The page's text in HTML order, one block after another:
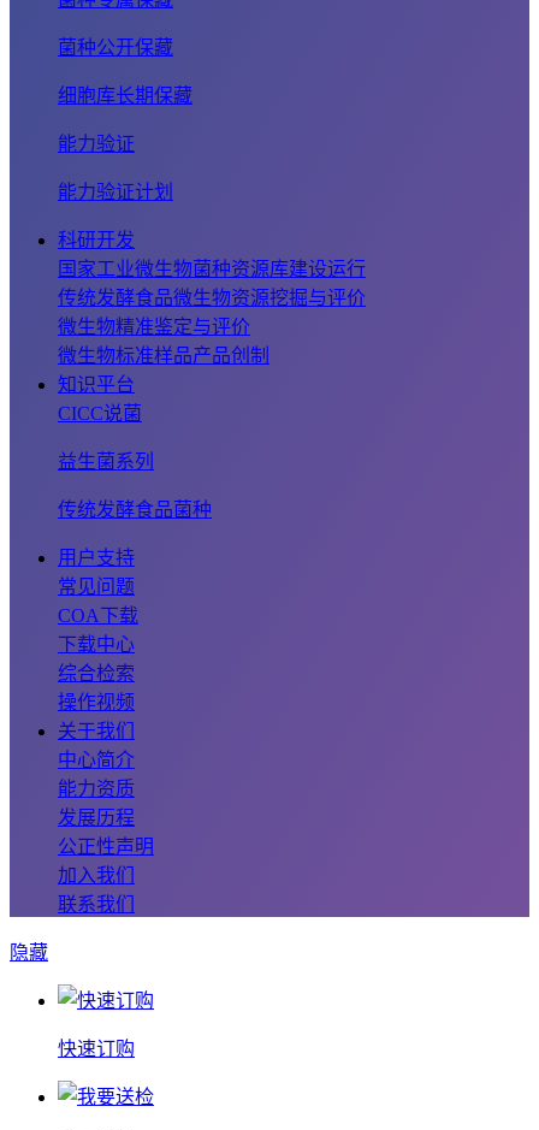
菌种公开保藏
细胞库长期保藏
能力验证
能力验证计划
科研开发
国家工业微生物菌种资源库建设运行
传统发酵食品微生物资源挖掘与评价
微生物精准鉴定与评价
微生物标准样品产品创制
知识平台
CICC说菌
益生菌系列
传统发酵食品菌种
用户支持
常见问题
COA下载
下载中心
综合检索
操作视频
关于我们
中心简介
能力资质
发展历程
公正性声明
加入我们
联系我们
隐藏
快速订购